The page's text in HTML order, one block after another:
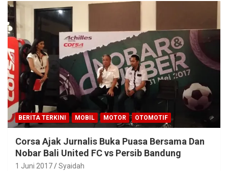
BERITA TERKINI MOBIL MOTOR OTOMOTIF
Corsa Ajak Jurnalis Buka Puasa Bersama Dan
Nobar Bali United FC vs Persib Bandung
1 Juni 2017 Syaidah